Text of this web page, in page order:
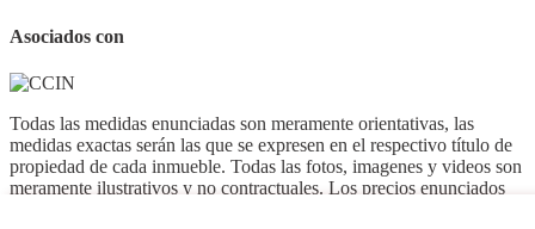
Asociados con
Todas las medidas enunciadas son meramente orientativas, las
medidas exactas serán las que se expresen en el respectivo título de
propiedad de cada inmueble. Todas las fotos, imagenes y videos son
meramente ilustrativos y no contractuales. Los precios enunciados